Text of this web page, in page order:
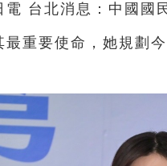
台北消息：中國國
重要使命，她規劃